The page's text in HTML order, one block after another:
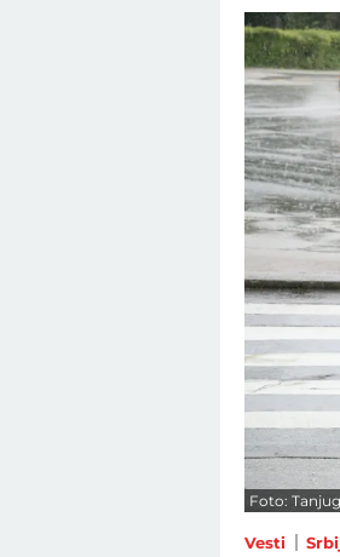
Foto:
Vesti